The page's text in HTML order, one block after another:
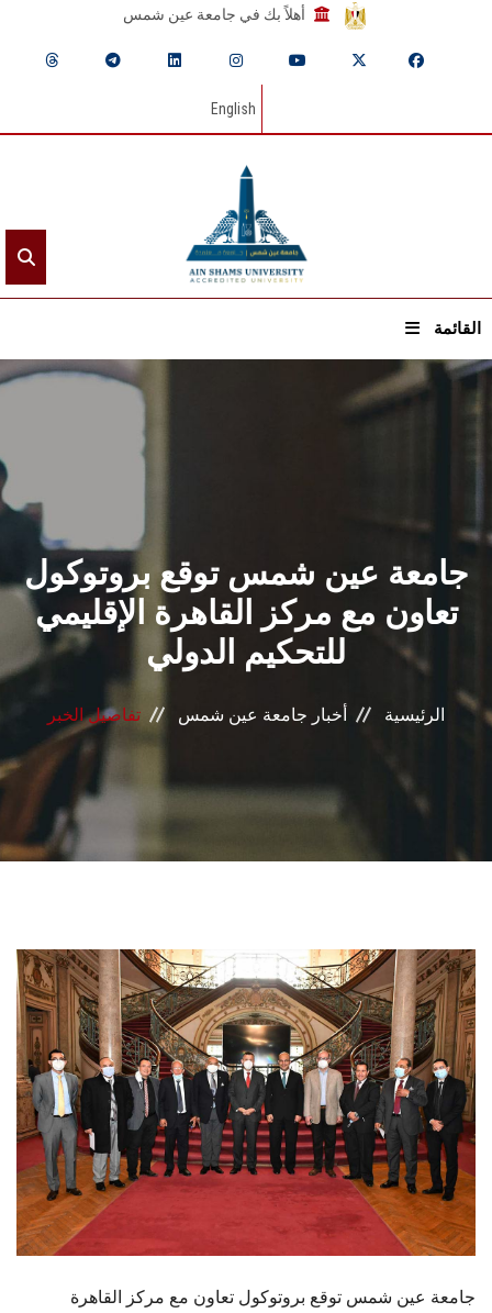
أهلاً بك في جامعة عين شمس
English
القائمة
الرئيسيـة
القطاعـات
الشئون الأكاديمية
البحث العلمي
المراكز والوحدات
الأنظمة الذكية
الطلاب
هيئة التدريس
الدراسات العليا
الخريجين
الموظفون
الزائـرون
جامعة عين شمس توقع بروتوكول
تعاون مع مركز القاهرة الإقليمي
للتحكيم الدولي
الرئيسية أخبار جامعة عين شمس تفاصيل الخبر
جامعة عين شمس توقع بروتوكول تعاون مع مركز القاهرة